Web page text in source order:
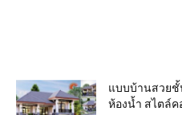
แบบบ้านสวยชั้
ห้องน้ำ สไตล์ค